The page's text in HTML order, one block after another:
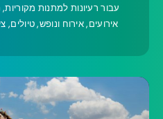
עבור רעיונות למתנות
אירועים, אירוח ונופש,